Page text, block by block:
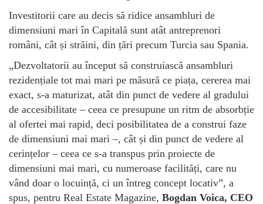
Investitorii care au decis să ridice ansambluri de
dimensiuni mari în Capitală sunt atât antreprenori
români, cât și străini, din țări precum Turcia sau Spania.
„Dezvoltatorii au început să construiască ansambluri
rezidențiale tot mai mari pe măsură ce piața, cererea mai
exact, s-a maturizat, atât din punct de vedere al gradului
de accesibilitate – ceea ce presupune un ritm de absorbție
al ofertei mai rapid, deci posibilitatea de a construi faze
de dimensiuni mai mari –, cât și din punct de vedere al
cerințelor – ceea ce s-a transpus prin proiecte de
dimensiuni mai mari, cu numeroase facilități, care nu
vând doar o locuință, ci un întreg concept locativ”, a
spus, pentru Real Estate Magazine, Bogdan Voica, CEO